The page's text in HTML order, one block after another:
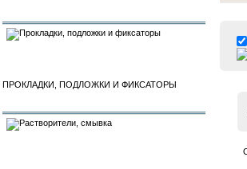
ПРОКЛАДКИ, ПОДЛОЖКИ И ФИКСАТОРЫ